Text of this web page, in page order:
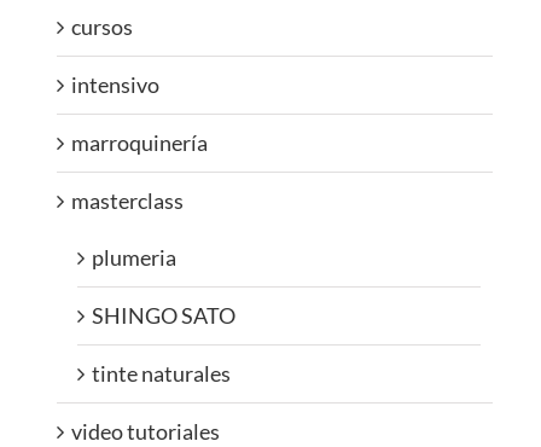
cursos
intensivo
marroquinería
masterclass
plumeria
SHINGO SATO
tinte naturales
video tutoriales